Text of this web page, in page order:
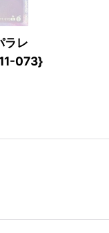
ラレ
073}